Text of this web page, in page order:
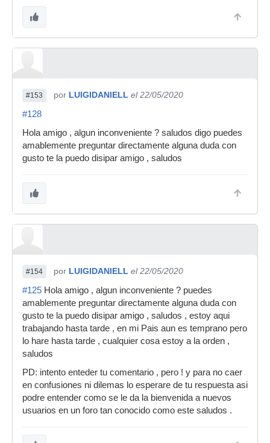
#153 por LUIGIDANIELL el 22/05/2020
#128
Hola amigo , algun inconveniente ? saludos digo puedes
amablemente preguntar directamente alguna duda con
gusto te la puedo disipar amigo , saludos
#154 por LUIGIDANIELL el 22/05/2020
#125 Hola amigo , algun inconveniente ? puedes
amablemente preguntar directamente alguna duda con
gusto te la puedo disipar amigo , saludos , estoy aqui
trabajando hasta tarde , en mi Pais aun es temprano pero
lo hare hasta tarde , cualquier cosa estoy a la orden ,
saludos
PD: intento enteder tu comentario , pero ! y para no caer
en confusiones ni dilemas lo esperare de tu respuesta asi
podre entender como se le da la bienvenida a nuevos
usuarios en un foro tan conocido como este saludos .